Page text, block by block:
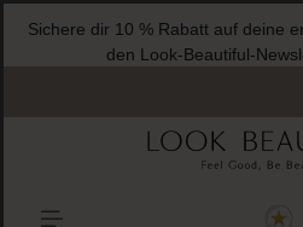
springen
Sichere dir 10 % Rabatt auf deine
den Look-Beautiful-